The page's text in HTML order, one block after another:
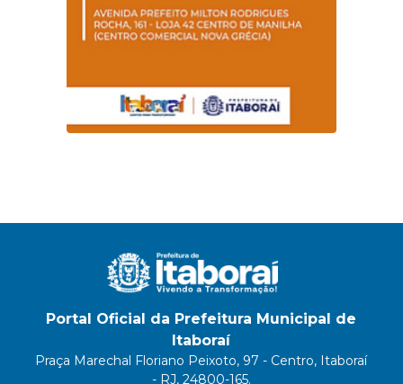
Portal Oficial da Prefeitura Municipal de
Itaboraí
Praça Marechal Floriano Peixoto, 97 - Centro, Itaboraí
- RJ, 24800-165.